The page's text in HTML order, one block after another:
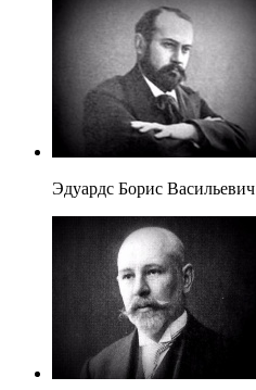
Эдуардс Борис Васильевич